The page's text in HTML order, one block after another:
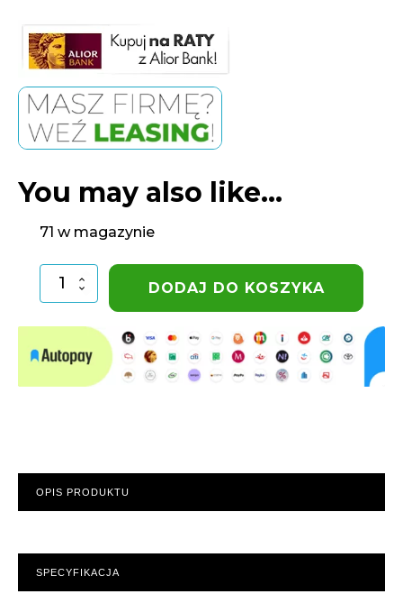
You may also like…
71 w magazynie
ilość
Kolano
PE
1/2"
Unidelta
DODAJ DO KOSZYKA
OPIS PRODUKTU
SPECYFIKACJA